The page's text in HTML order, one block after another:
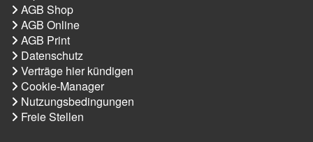
AGB Shop
AGB Online
AGB Print
Datenschutz
Verträge hier kündigen
Cookie-Manager
Nutzungsbedingungen
Freie Stellen